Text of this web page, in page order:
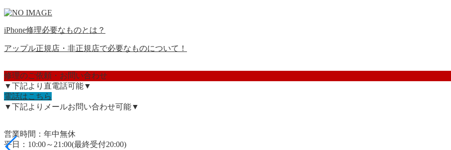
iPhone修理必要なものとは？
アップル正規店・非正規店で必要なものについて！
修理のご依頼・お問い合わせ
▼下記より直電話可能▼
電話はこちら
▼下記よりメールお問い合わせ可能▼
営業時間：年中無休
平日：10:00～21:00(最終受付20:00)